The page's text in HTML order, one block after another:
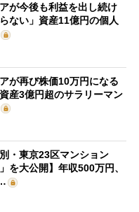
アが今後も利益を出し続け
ない」資産11億円の個人
アが再び株価10万円になる
産3億円超のサラリーマン
別・東京23区マンション
を大公開】年収500万円、